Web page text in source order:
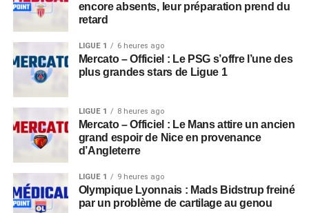
encore absents, leur préparation prend du
retard
LIGUE 1 6 heures ago
Mercato – Officiel : Le PSG s’offre l’une des
plus grandes stars de Ligue 1
LIGUE 1 8 heures ago
Mercato – Officiel : Le Mans attire un ancien
grand espoir de Nice en provenance
d’Angleterre
LIGUE 1 9 heures ago
Olympique Lyonnais : Mads Bidstrup freiné
par un problème de cartilage au genou